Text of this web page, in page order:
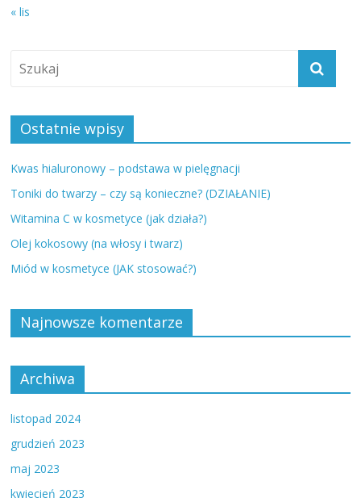
« lis
Ostatnie wpisy
Kwas hialuronowy – podstawa w pielęgnacji
Toniki do twarzy – czy są konieczne? (DZIAŁANIE)
Witamina C w kosmetyce (jak działa?)
Olej kokosowy (na włosy i twarz)
Miód w kosmetyce (JAK stosować?)
Najnowsze komentarze
Archiwa
listopad 2024
grudzień 2023
maj 2023
kwiecień 2023